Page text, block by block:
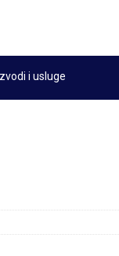
i usluge